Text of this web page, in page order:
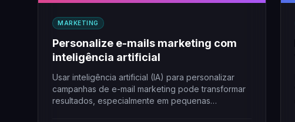
MARKETING
Personalize e-mails marketing com
inteligência artificial
Usar inteligência artificial (IA) para personalizar
campanhas de e-mail marketing pode transformar
resultados, especialmente em pequenas